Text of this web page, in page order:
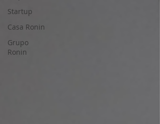
Startup
Casa Ronin
Grupo
Ronin